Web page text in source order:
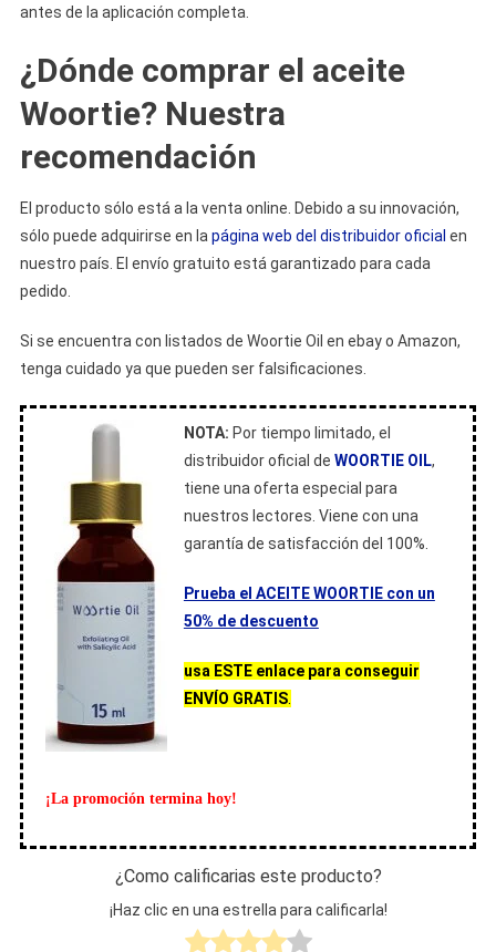
antes de la aplicación completa.
¿Dónde comprar el aceite
Woortie? Nuestra
recomendación
El producto sólo está a la venta online. Debido a su innovación,
sólo puede adquirirse en la página web del distribuidor oficial en
nuestro país. El envío gratuito está garantizado para cada
pedido.
Si se encuentra con listados de Woortie Oil en ebay o Amazon,
tenga cuidado ya que pueden ser falsificaciones.
NOTA: Por tiempo limitado, el
distribuidor oficial de WOORTIE OIL,
tiene una oferta especial para
nuestros lectores. Viene con una
garantía de satisfacción del 100%.
Prueba el ACEITE WOORTIE con un
50% de descuento
usa ESTE enlace para conseguir
ENVÍO GRATIS.
¡La promoción termina hoy!
¿Como calificarias este producto?
¡Haz clic en una estrella para calificarla!